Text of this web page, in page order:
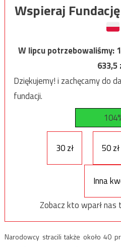
Wspieraj
W lipcu potrzebowaliśmy:
633,5
Dziękujemy! i zachęcamy do
fundacji.
30 zł 50 zł
Inna
Zobacz kto wparł nas
Narodowcy stracili także około 40